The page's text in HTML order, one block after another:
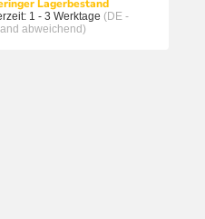
Lagerbestand
1 - 3 Werktage (DE -
abweichend)